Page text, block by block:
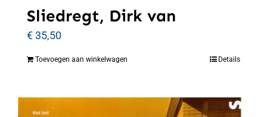
Sliedregt, Dirk van
€35,50
Toevoegen aan winkelwagen Details